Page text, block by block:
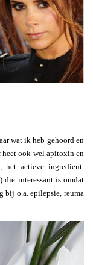
wat ik heb gehoord en
ook wel apitoxin en
actieve ingredient.
interessant is omdat
bij o.a. epilepsie, reuma